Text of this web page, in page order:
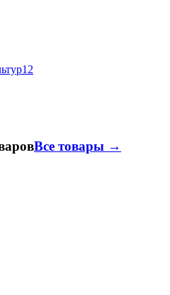
12
Все товары →